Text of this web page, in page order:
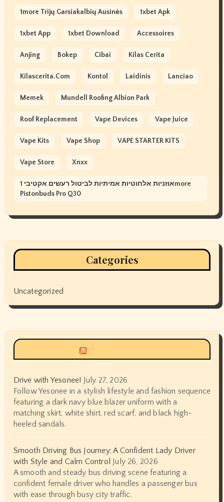
1more Trijų Garsiakalbių Ausinės 1xbet Apk
1xbet App 1xbet Download Accessoires
Anjing Bokep Cibai Kilas Cerita
Kilascerita.com Kontol Laidinis Lanciao
Memek Mundell Roofing Albion Park
Roof Replacement Vape Devices Vape Juice
Vape Kits Vape Shop VAPE STARTER KITS
Vape Store Xnxx
אוזניות אלחוטיות אמיתיות לביטול רעשים אקטיבי 1more
Pistonbuds Pro Q30
Categories
Uncategorized
Drive with Yesonee! July 27, 2026
Follow Yesonee in a stylish lifestyle and fashion sequence
featuring a dark navy blue blazer uniform with a
matching skirt, white shirt, red scarf, and black high-
heeled sandals.
Smooth Driving Bus Journey: A Confident Lady Driver
with Style and Calm Control July 26, 2026
A smooth and steady bus driving scene featuring a
confident female driver who handles a passenger bus
with ease through busy city traffic.